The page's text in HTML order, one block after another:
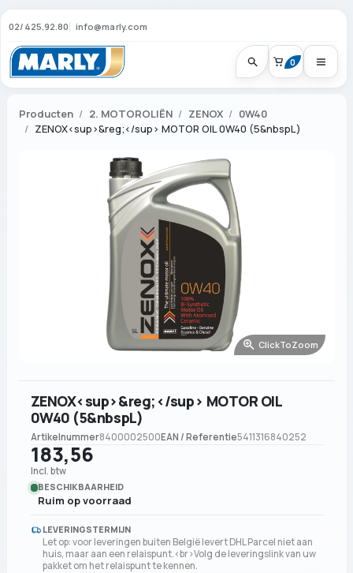
02/425.92.80 info@marly.com
0
Producten 2. MOTOROLIËN ZENOX
0W40
ZENOX<sup>&reg;</sup> MOTOR OIL 0W40 (5&nbspL)
ClickToZoom
ZENOX<sup>&reg;</sup> MOTOR OIL
0W40 (5&nbspL)
Artikelnummer8400002500EAN / Referentie5411316840252
183,56
Incl. btw
BESCHIKBAARHEID
Ruim op voorraad
LEVERINGSTERMIJN
Let op: voor leveringen buiten België levert DHL Parcel niet aan
huis, maar aan een relaispunt.<br>Volg de leveringslink van uw
pakket om het relaispunt te kennen.